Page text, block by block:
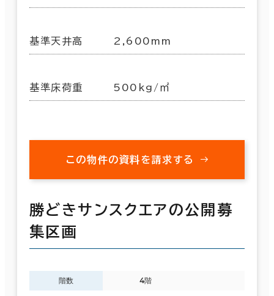
基準天井高 2,600mm
基準床荷重 500kg/㎡
この物件の資料を請求する
勝どきサンスクエアの公開募
集区画
階数 4階